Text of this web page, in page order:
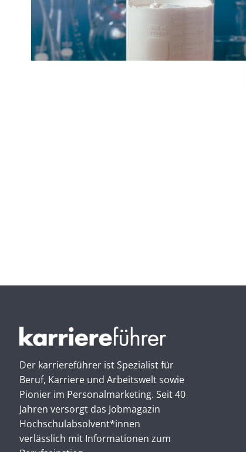
Der karriereführer ist Spezialist für
Beruf, Karriere und Arbeitswelt sowie
Pionier im Personal­marketing. Seit 40
Jahren versorgt das Jobmagazin
Hochschul­absolvent*innen
verlässlich mit Informationen zum